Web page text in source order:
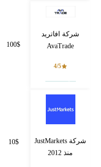
شركة افاتريد
AvaTrade
4/5
100$
شركة JustMarkets
منذ 2012
10$